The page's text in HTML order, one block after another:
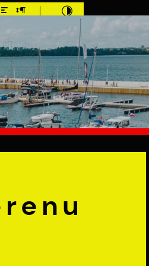
INWESTYCJE